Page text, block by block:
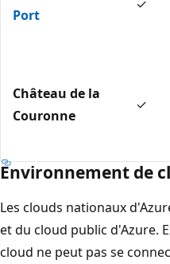
Port
✓
Château de la
Couronne
✓
Environnement de
Les clouds nationaux
et du cloud public d'Azure.
cloud ne peut pas se